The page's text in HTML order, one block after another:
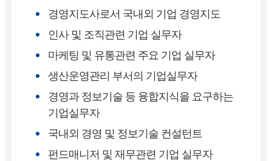
경영지도사로서 국내외 기업 경영지도
인사 및 조직관련 기업 실무자
마케팅 및 유통관련 주요 기업 실무자
생산운영관리 부서의 기업실무자
경영과 정보기술 등 융합지식을 요구하는
기업실무자
국내외 경영 및 정보기술 컨설턴트
펀드매니저 및 재무관련 기업 실무자